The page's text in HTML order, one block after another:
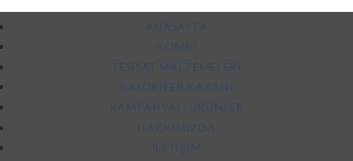
ANASAYFA
KOMBI
TESISAT MALZEMELERI
KALORIFER KAZANI
KAMPANYALI ÜRÜNLER
HAKKIMIZDA
İLETIŞIM